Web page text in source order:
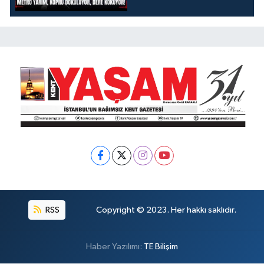
KOKUYOR!
RSS Copyright © 2023. Her hakkı saklıdır.
Haber Yazılımı: TE Bilişim